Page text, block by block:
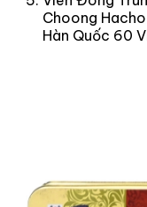
Choong
Hàn Quốc 60